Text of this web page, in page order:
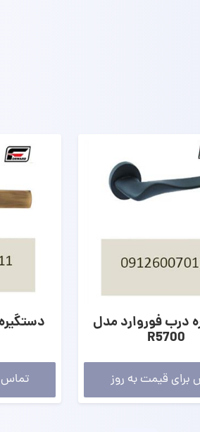
درب فوروارد مدل
R5700
برای قیمت به روز تماس